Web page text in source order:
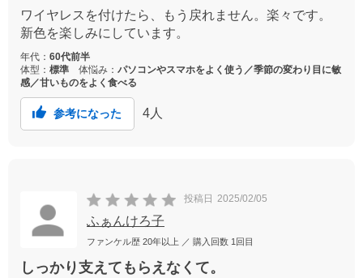
ワイヤレスを付けたら、もう戻れません。楽々です。
新色を楽しみにしています。
年代： 60代前半
体型： 標準 体悩み： パソコンやスマホをよく使う／季節の変わり目に敏
感／甘いものをよく食べる
参考になった 4 人
投稿日 2025/02/05
ふぁんけろ子
ファンケル歴 20年以上 ／ 購入回数 1回目
しっかり支えてもらえなくて。